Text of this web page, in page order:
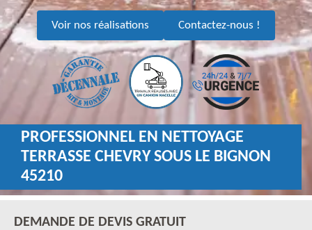
Voir nos réalisations Contactez-nous !
PROFESSIONNEL EN NETTOYAGE
TERRASSE CHEVRY SOUS LE BIGNON
45210
DEMANDE DE DEVIS GRATUIT